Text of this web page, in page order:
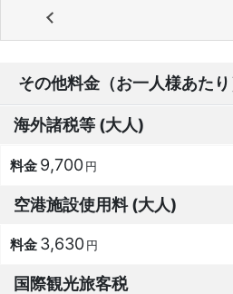
その他料金（お一人様あたり
海外諸税等 (大人)
9,700円
空港施設使用料 (大人)
3,630円
国際観光旅客税